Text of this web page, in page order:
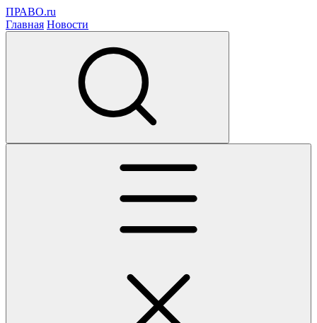
ПРАВО.ru
Главная Новости